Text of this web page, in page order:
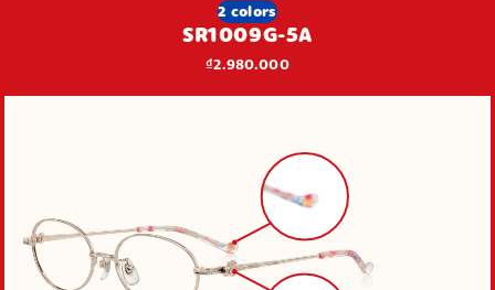
2 colors
SR1009G-5A
₫2.980.000